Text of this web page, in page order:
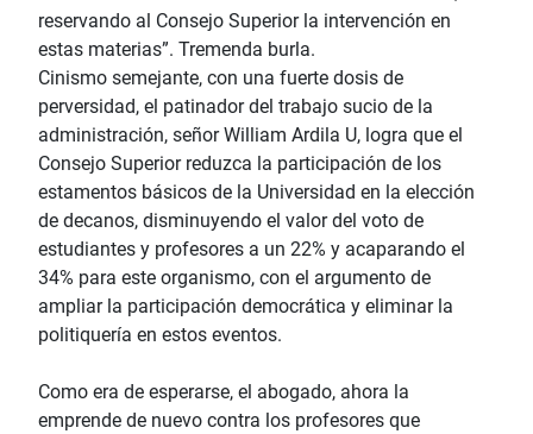
reservando al Consejo Superior la intervención en
estas materias”. Tremenda burla.
Cinismo semejante, con una fuerte dosis de
perversidad, el patinador del trabajo sucio de la
administración, señor William Ardila U, logra que el
Consejo Superior reduzca la participación de los
estamentos básicos de la Universidad en la elección
de decanos, disminuyendo el valor del voto de
estudiantes y profesores a un 22% y acaparando el
34% para este organismo, con el argumento de
ampliar la participación democrática y eliminar la
politiquería en estos eventos.
Como era de esperarse, el abogado, ahora la
emprende de nuevo contra los profesores que